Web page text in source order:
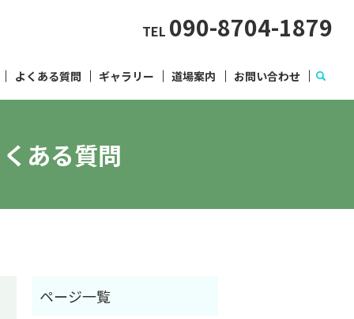
よくある質問 ギャラリー 道場案内 お問い合わせ
TEL 090-8704-1879
ある質問